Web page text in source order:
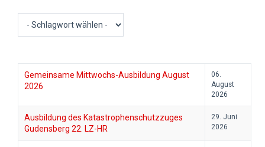
Gemeinsame Mittwochs-Ausbildung August
2026
06.
August
2026
Ausbildung des Katastrophenschutzzuges
Gudensberg 22. LZ-HR
29. Juni
2026